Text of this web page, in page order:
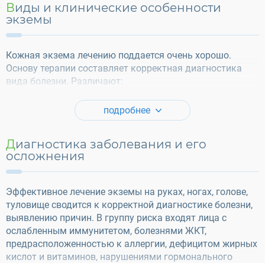
Виды и клинические особенности
экземы
Кожная экзема лечению поддается очень хорошо.
Основу терапии составляет корректная диагностика
вида болезни. Различают:
подробнее
Диагностика заболевания и его
осложнения
Эффективное лечение экземы на руках, ногах, голове,
туловище сводится к корректной диагностике болезни,
выявлению причин. В группу риска входят лица с
ослабленным иммунитетом, болезнями ЖКТ,
предрасположенностью к аллергии, дефицитом жирных
кислот и витаминов, нарушениями гормонального